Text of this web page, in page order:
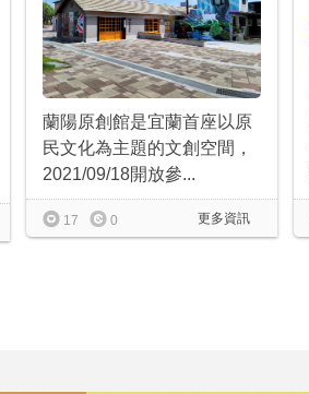
蘭陽原創館是宜蘭首座以原
民文化為主題的文創空間，
2021/09/18開放參...
更多資訊
17 0